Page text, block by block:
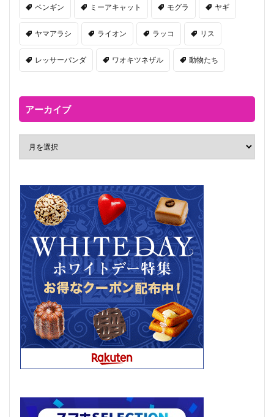
ペンギン ミーアキャット モグラ ヤギ
ヤマアラシ ライオン ラッコ リス
レッサーパンダ ワオキツネザル 動物たち
アーカイブ